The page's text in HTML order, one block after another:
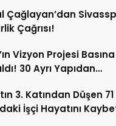
Çağlayan’dan
Çağrısı!
Vizyon Projesi Basına
30 Ayrı Yapıdan
3. Katından Düşen 71
İşçi Hayatını